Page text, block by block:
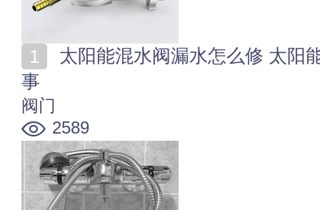
事
阀门
2589